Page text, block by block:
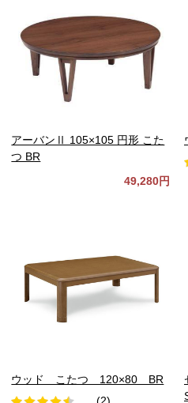
アーバンⅡ 105×105 円形 こた
つ BR
49,280円
ウッド こたつ 120×80 BR